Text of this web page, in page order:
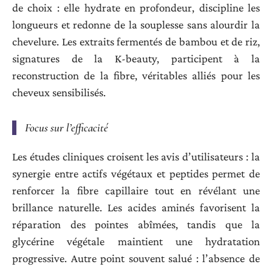
de choix : elle hydrate en profondeur, discipline les
longueurs et redonne de la souplesse sans alourdir la
chevelure. Les extraits fermentés de bambou et de riz,
signatures de la K-beauty, participent à la
reconstruction de la fibre, véritables alliés pour les
cheveux sensibilisés.
Focus sur l’efficacité
Les études cliniques croisent les avis d’utilisateurs : la
synergie entre actifs végétaux et peptides permet de
renforcer la fibre capillaire tout en révélant une
brillance naturelle. Les acides aminés favorisent la
réparation des pointes abîmées, tandis que la
glycérine végétale maintient une hydratation
progressive. Autre point souvent salué : l’absence de